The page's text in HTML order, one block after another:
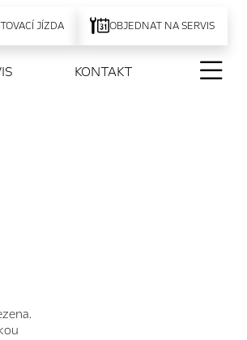
JÍZDA OBJEDNAT NA SERVIS
KONTAKT